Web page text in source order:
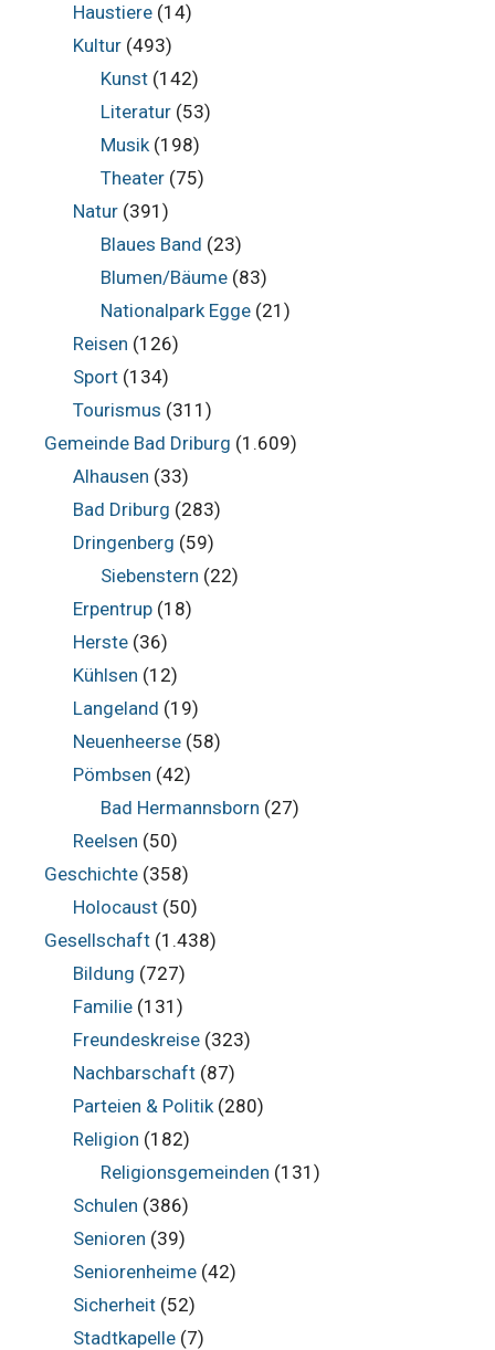
Haustiere(14)
Kultur(493)
Kunst (142)
Literatur (53)
Musik(198)
Theater (75)
Natur(391)
Blaues Band (23)
Blumen/Bäume (83)
Nationalpark Egge (21)
Reisen (126)
Sport(134)
Tourismus (311)
Gemeinde Bad Driburg (1.609)
Alhausen (33)
Bad Driburg (283)
Dringenberg (59)
Siebenstern (22)
Erpentrup(18)
Herste(36)
Kühlsen (12)
Langeland (19)
Neuenheerse(58)
Pömbsen (42)
Bad Hermannsborn (27)
Reelsen (50)
Geschichte (358)
Holocaust(50)
Gesellschaft (1.438)
Bildung (727)
Familie(131)
Freundeskreise(323)
Nachbarschaft(87)
Parteien & Politik(280)
Religion (182)
Religionsgemeinden (131)
Schulen (386)
Senioren (39)
Seniorenheime(42)
Sicherheit(52)
Stadtkapelle(7)